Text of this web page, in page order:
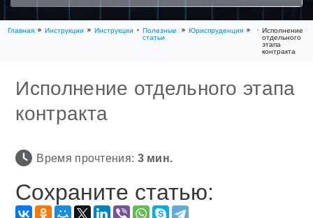
Главная Инструкции Инструкции
Полезные
статьи
Юриспруденция
Исполнение
отдельного
этапа
контракта
Исполнение отдельного этапа
контракта
Время прочтения: 3мин.
Сохраните статью: